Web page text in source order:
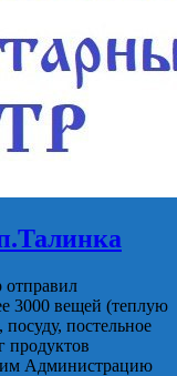
3000 вещей (теплую
постельное
продуктов
Администрацию